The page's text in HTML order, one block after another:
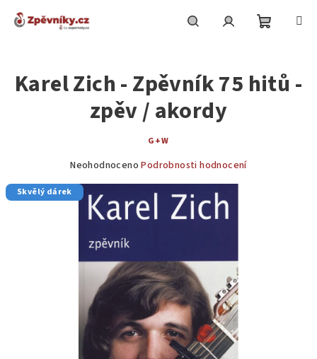
košík
Karel Zich - Zpěvník 75 hitů -
zpěv / akordy
G+W
Průměrné
produktu
hvězdiček.
Neohodnoceno Podrobnosti hodnocení
Skvělý dárek